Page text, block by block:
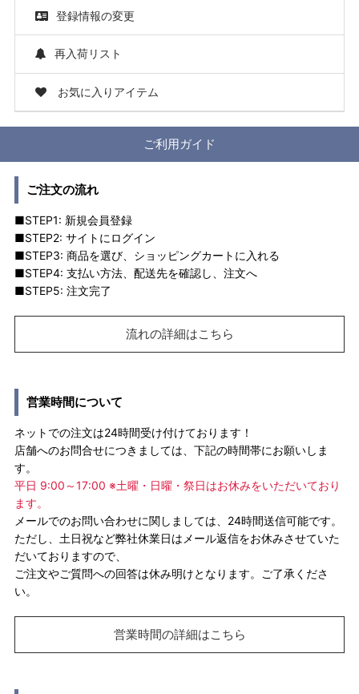
登録情報の変更
再入荷リスト
お気に入りアイテム
ご利用ガイド
ご注文の流れ
■STEP1: 新規会員登録
■STEP2: サイトにログイン
■STEP3: 商品を選び、ショッピングカートに入れる
■STEP4: 支払い方法、配送先を確認し、注文へ
■STEP5: 注文完了
流れの詳細はこちら
営業時間について
ネットでの注文は24時間受け付けております！
店舗へのお問合せにつきましては、下記の時間帯にお願いしま
す。
平日 9:00～17:00 ※土曜・日曜・祭日はお休みをいただいており
ます。
メールでのお問い合わせに関しましては、24時間送信可能です。
ただし、土日祝など弊社休業日はメール返信をお休みさせていた
だいておりますので、
ご注文やご質問への回答は休み明けとなります。ご了承くださ
い。
営業時間の詳細はこちら